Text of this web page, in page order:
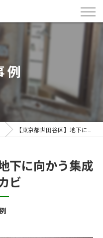
例
【東京都世田谷区】地下に向かう集成材階段カビ
下に向かう集成
ビ